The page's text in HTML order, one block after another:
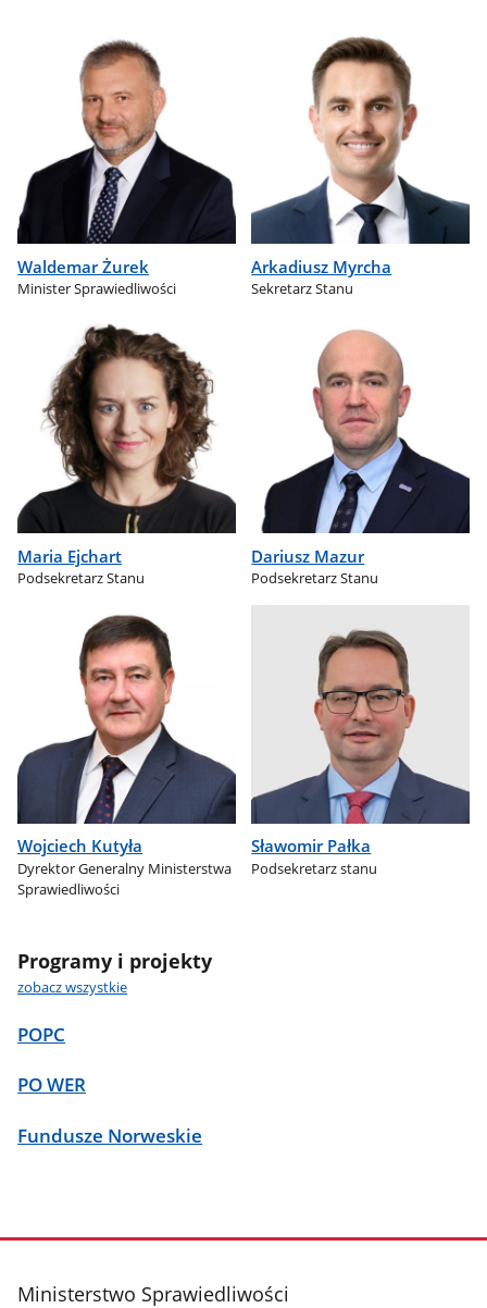
Waldemar Żurek
Minister Sprawiedliwości
Arkadiusz Myrcha
Sekretarz Stanu
Maria Ejchart
Podsekretarz Stanu
Dariusz Mazur
Podsekretarz Stanu
Wojciech Kutyła
Dyrektor Generalny Ministerstwa
Sprawiedliwości
Sławomir Pałka
Podsekretarz stanu
Programy i projekty
zobacz wszystkie
POPC
PO WER
Fundusze Norweskie
stopka
Ministerstwo Sprawiedliwości